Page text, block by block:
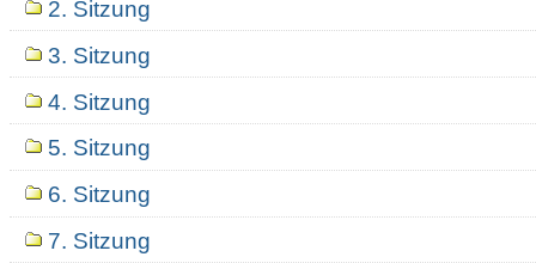
2. Sitzung
3. Sitzung
4. Sitzung
5. Sitzung
6. Sitzung
7. Sitzung